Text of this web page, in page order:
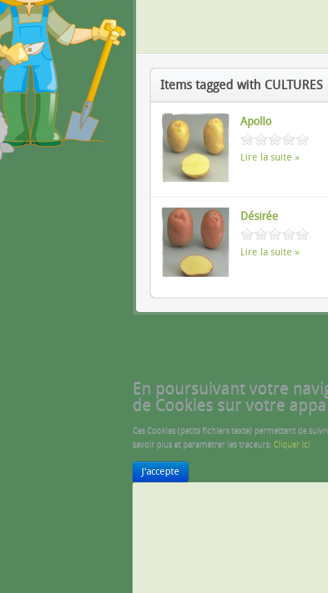
Items tagged with CULTURES
Apollo
Lire la suite
Désirée
Lire la suite
En poursuivant votre
de Cookies sur votre
Ces Cookies (petits fichiers texte) permettent de
savoir plus et paramétrer les traceurs: Cliquer ici
J'accepte